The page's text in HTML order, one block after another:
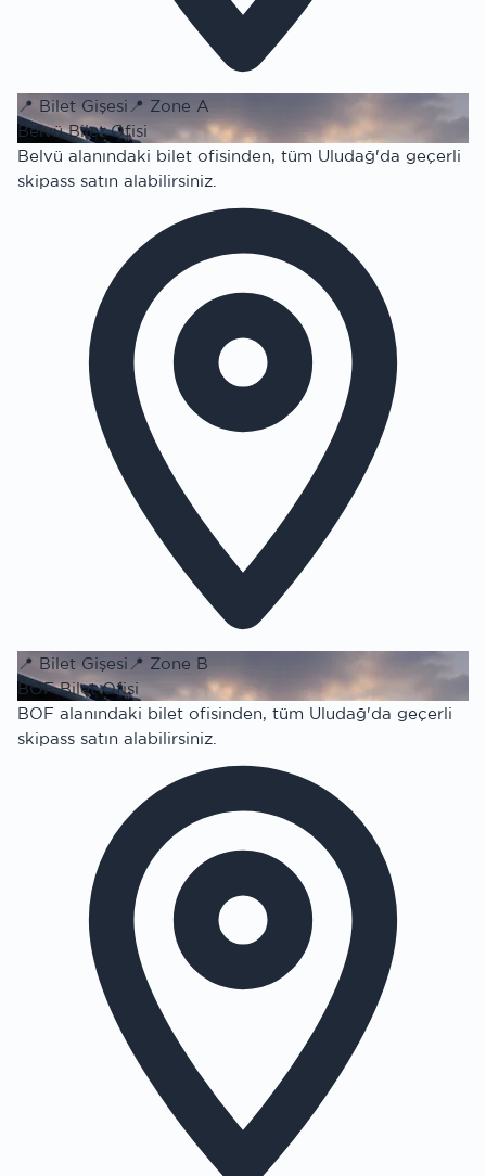
📍 Bilet Gişesi 📍 Zone A
Belvü Bilet Ofisi
Belvü alanındaki bilet ofisinden, tüm Uludağ'da geçerli
skipass satın alabilirsiniz.
📍 Bilet Gişesi 📍 Zone B
BOF Bilet Ofisi
BOF alanındaki bilet ofisinden, tüm Uludağ'da geçerli
skipass satın alabilirsiniz.